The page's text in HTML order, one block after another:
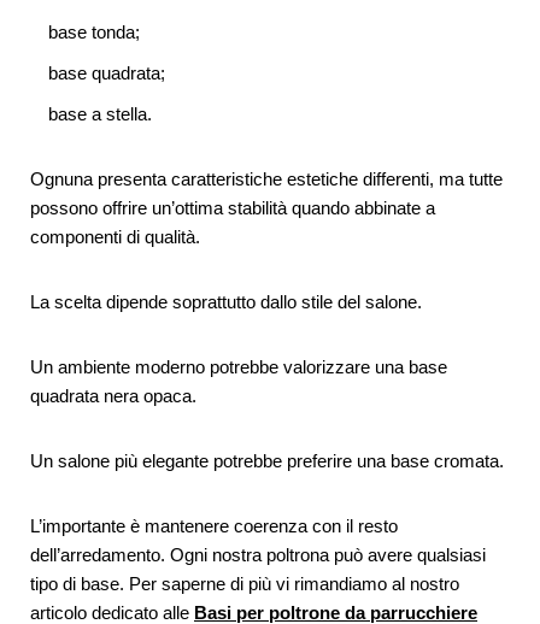
base tonda;
base quadrata;
base a stella.
Ognuna presenta caratteristiche estetiche differenti, ma tutte
possono offrire un’ottima stabilità quando abbinate a
componenti di qualità.
La scelta dipende soprattutto dallo stile del salone.
Un ambiente moderno potrebbe valorizzare una base
quadrata nera opaca.
Un salone più elegante potrebbe preferire una base cromata.
L’importante è mantenere coerenza con il resto
dell’arredamento. Ogni nostra poltrona può avere qualsiasi
tipo di base. Per saperne di più vi rimandiamo al nostro
articolo dedicato alle Basi per poltrone da parrucchiere